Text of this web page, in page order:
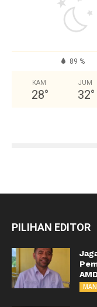
89 %
KAM
28°
JUM
32°
PILIHAN EDITOR